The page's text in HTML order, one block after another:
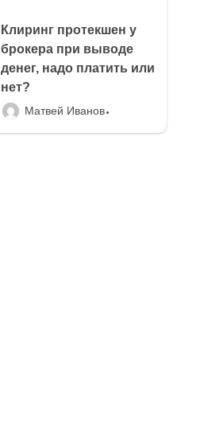
Клиринг протекшен у
брокера при выводе
денег, надо платить или
нет?
Матвей Иванов